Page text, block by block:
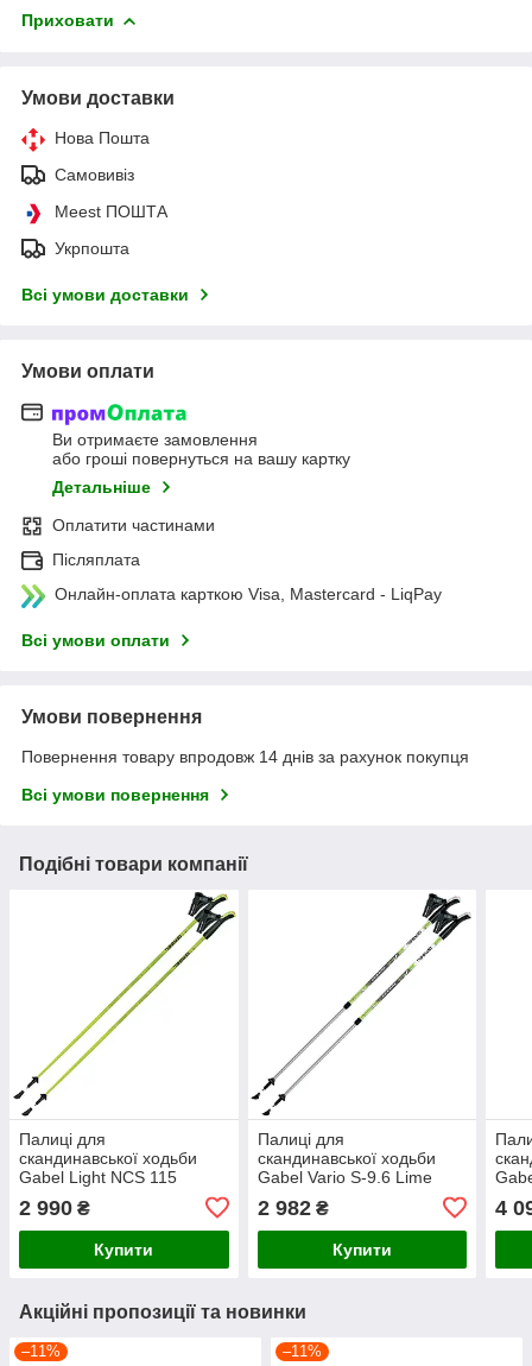
Приховати
Умови доставки
Нова Пошта
Самовивіз
Meest ПОШТА
Укрпошта
Всі умови доставки
Умови оплати
Ви отримаєте замовлення
або гроші повернуться на вашу картку
Детальніше
Оплатити частинами
Післяплата
Онлайн-оплата карткою Visa, Mastercard - LiqPay
Всі умови оплати
Умови повернення
Повернення товару впродовж 14 днів за рахунок покупця
Всі умови повернення
Подібні товари компанії
Палиці для
скандинавської ходьби
Gabel Light NCS 115
2 990 ₴
Купити
Палиці для
скандинавської ходьби
Gabel Vario S-9.6 Lime
2 982₴
Купити
4
Акційні пропозиції та новинки
–11% –11%